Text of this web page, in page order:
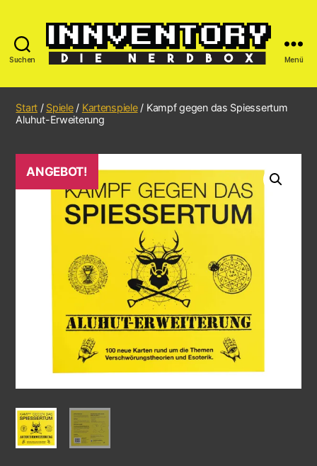
Suchen Menü
Start / Spiele/ Kartenspiele/ Kampf gegen das Spiessertum
Aluhut-Erweiterung
ANGEBOT!